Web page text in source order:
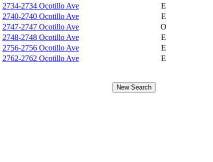
2734-2734 Ocotillo Ave
E
2740-2740 Ocotillo Ave
E
2747-2747 Ocotillo Ave
O
2748-2748 Ocotillo Ave
E
2756-2756 Ocotillo Ave
E
2762-2762 Ocotillo Ave
E